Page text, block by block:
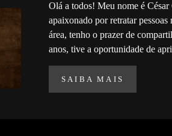
Olá a todos! Meu nome é
apaixonado por retratar
área, tenho o prazer de
anos, tive a oportunidade de
SAIBA MAIS